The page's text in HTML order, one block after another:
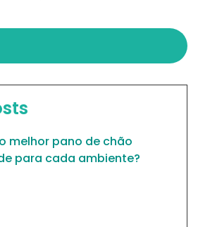
melhor pano de chão
para cada ambiente?